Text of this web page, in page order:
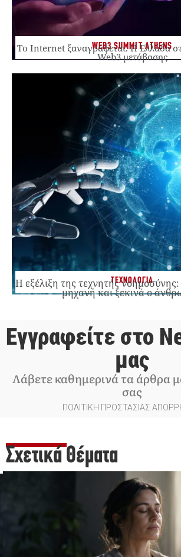
WEB3 SUMMIT ATHENS
Το Internet ξαναγράφεται. Η Ελλάδα
Web3 μετάβασης
ΤΕΧΝΟΛΟΓΙΑ
Η εξέλιξη της τεχνητής
μηχανή και ξεκινά ο
Εγγραφείτε στο
μας
Λάβετε καθημερινά τα άρθρα
σας
ΠΟΛΙΤΙΚΗ ΠΡΟΣΤΑΣΙΑΣ
Σχετικά Θέματα